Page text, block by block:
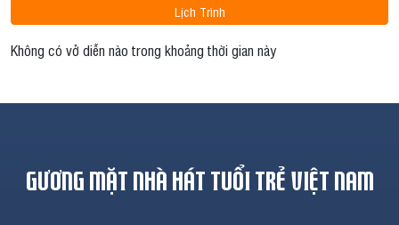
Lịch Trình
Không có vở diễn nào trong khoảng thời gian này
GƯƠNG MẶT NHÀ HÁT TUỔI TRẺ VIỆT NAM